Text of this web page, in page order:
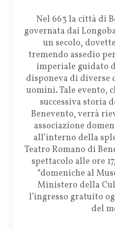
Nel 663 la città di
governata dai
un secolo,
tremendo assedio
imperiale guidato
disponeva di diverse
uomini. Tale evento,
successiva storia
Benevento, verrà
associazione
all’interno della
Teatro Romano di
spettacolo alle ore
“domeniche al
Ministero della
l’ingresso gratuito
del